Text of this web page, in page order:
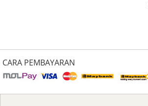
CARA PEMBAYARAN